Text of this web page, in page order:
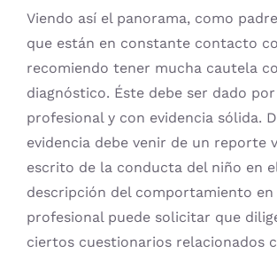
Viendo así el panorama, como
que están en constante contacto
recomiendo tener mucha cautela
diagnóstico. Éste debe ser dado
profesional y con evidencia sólida.
evidencia debe venir de un reporte
escrito de la conducta del niño en
descripción del comportamiento en
profesional puede solicitar que
ciertos cuestionarios relacionados